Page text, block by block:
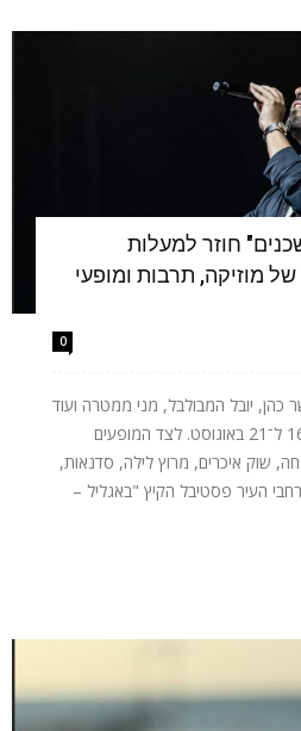
חוזר למעלות
מוזיקה, תרבות ומופעי
0
כהן, יובל המבולבל, מני ממטרה ועוד
יופיעו בפסטיבל שייערך בין 16 ל־21 באוגוסט. לצד המופעים
שוק איכרים, מרוץ לילה, סדנאות,
העיר פסטיבל הקיץ "באגליל –